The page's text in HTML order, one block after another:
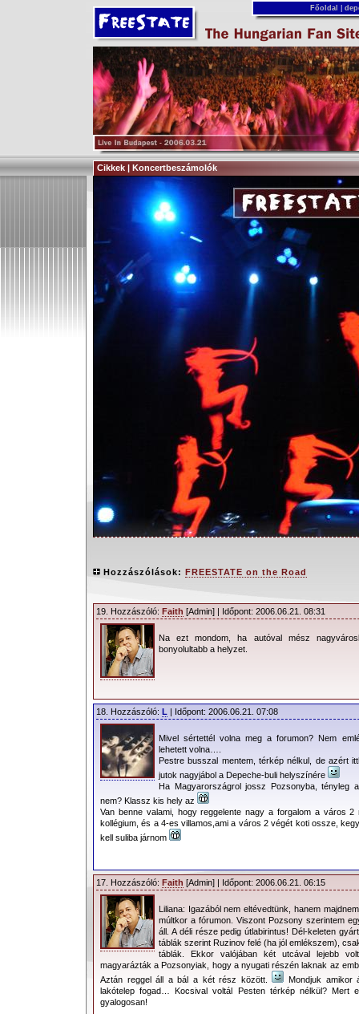
Főoldal
Cikkek | Koncertbeszámolók
Ez a cikk inkább a koncertek
hivatott részletezni, magukat a
nagyon lehet szavakkal leírni. A mi
szombaton indult. Ezen a napon
hátú pólóinkat, így kerültek az
még egy kisebb problémába is
márciusban felmondta a szolgálatot.
után 5 évet állt használaton kívül,
„csavar-cserével” tudtam
bakancs keresésre is a szombat
boltot a Rákóczi úton délutánra
hajlandó volt még éjféltájt is
vasárnap, ill. hétfőn is próbáltak
nem sikerült a kívánt bakancsot
lesz egy reklámjuk oldalainkon.
Szóval vasárnap
reggel eljött az indulás
ideje, reggel 11-kor
Hozzászólások: FREESTATE on the Road
19. Hozzászóló: Faith [Admin] | Időpont: 2006.06.21. 08:31
Na ezt mondom, ha autóval mész
bonyolultabb a helyzet.
18. Hozzászóló: L | Időpont: 2006.06.21. 07:08
Mivel sértettél volna meg a forumon? Nem
lehetett volna….
Pestre busszal mentem, térkép nélkul, de azért
jutok nagyjábol a Depeche-buli helyszínére
Ha Magyarországrol jossz Pozsonyba, tényleg
nem? Klassz kis hely az
Van benne valami, hogy reggelente nagy a forgalom a város
kollégium, és a 4-es villamos,ami a város 2 végét koti ossze,
kell suliba járnom
17. Hozzászóló: Faith [Admin] | Időpont: 2006.06.21. 06:15
Liliana: Igazából nem eltévedtünk, hanem
múltkor a fórumon. Viszont Pozsony szerintem
áll. A déli része pedig útlabirintus! Dél-keleten
táblák szerint Ruzinov felé (ha jól emlékszem),
táblák. Ekkor valójában két utcával lejebb
magyarázták a Pozsonyiak, hogy a nyugati részén laknak az
Aztán reggel áll a bál a két rész között.
Mondjuk amikor
lakótelep fogad… Kocsival voltál Pesten térkép nélkül? Mert
gyalogosan!